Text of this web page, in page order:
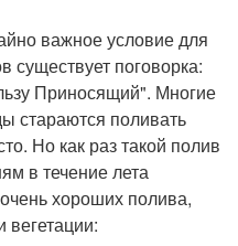
важное условие для
существует поговорка:
Приносящий". Многие
стараются поливать
Но как раз такой полив
в течение лета
хороших полива,